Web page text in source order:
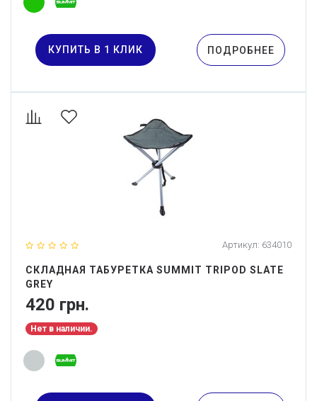
КУПИТЬ В 1 КЛИК ПОДРОБНЕЕ
Артикул: 634010
СКЛАДНАЯ ТАБУРЕТКА SUMMIT TRIPOD SLATE
GREY
420 грн.
Нет в наличии.